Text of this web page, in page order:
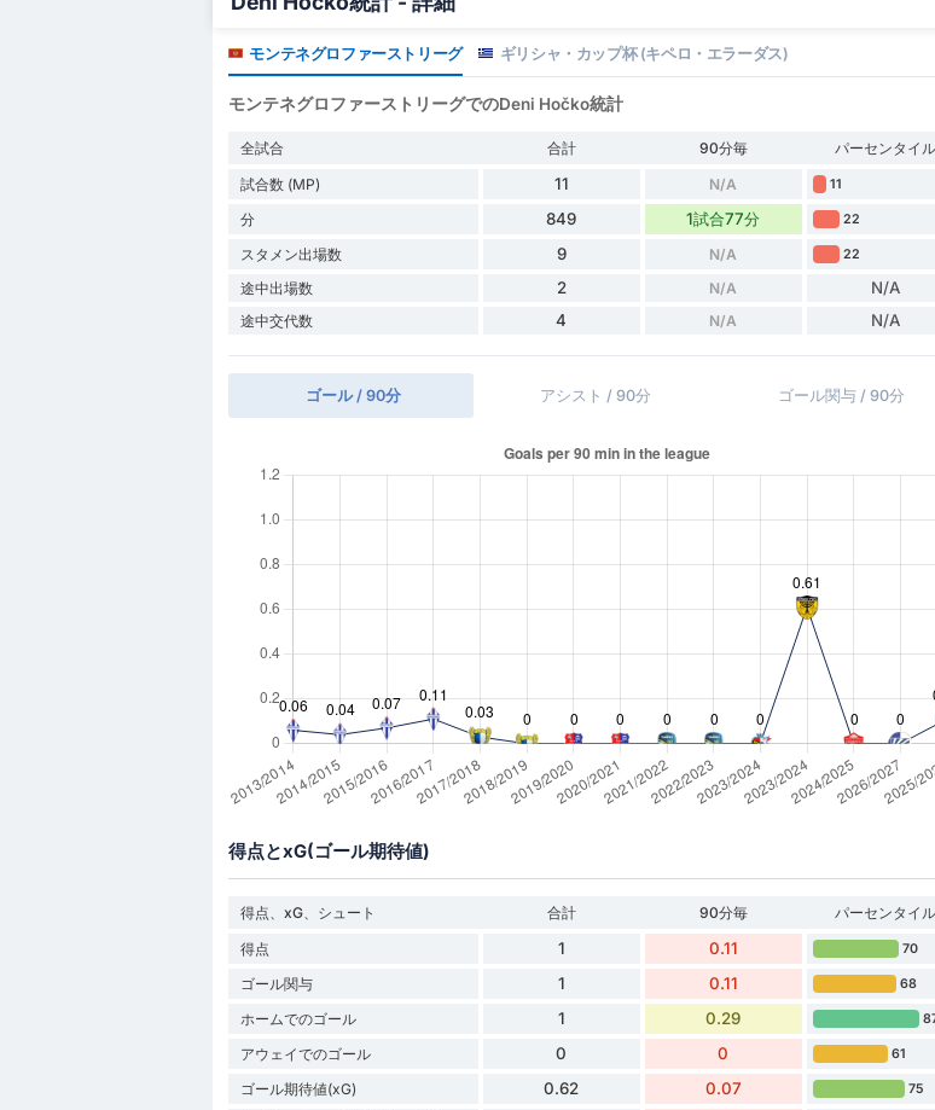
モンテネグロファーストリーグ ギリシャ・カップ杯 (キペロ・エラーダス)
モンテネグロファーストリーグでのDeni Hočko統計
全試合 合計 90分毎
パーセンタイル
試合数 (MP)
11 N/A 11
分 849 1試合77分 22
スタメン出場数 9 N/A 22
途中出場数 2 N/A N/A
途中交代数 4 N/A N/A
ゴール / 90分 アシスト / 90分 ゴール関与 / 90分
得点とxG(ゴール期待値)
得点、xG、シュート 合計 90分毎
パーセンタイル
得点
1 0.11 70
ゴール関与 1 0.11 68
ホームでのゴール 1 0.29
アウェイでのゴール 0 0 61
ゴール期待値(xG) 0.62 0.07 75